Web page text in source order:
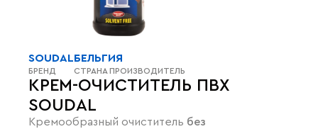
КРЕМ-ОЧИСТИТЕЛЬ ПВХ
SOUDAL
Кремообразный очиститель без
SOUDAL
БРЕНД
БЕЛЬГИЯ
СТРАНА ПРОИЗВОДИТЕЛЬ